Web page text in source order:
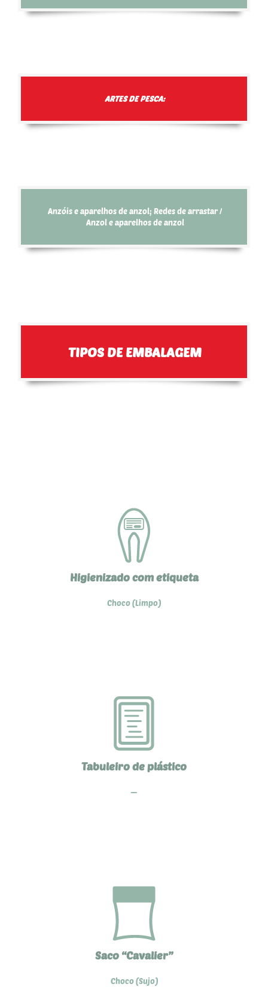
ARTES DE PESCA:
Anzóis e aparelhos de anzol; Redes de arrastar /
Anzol e aparelhos de anzol
TIPOS DE EMBALAGEM
Higienizado com etiqueta
Choco (Limpo)
Tabuleiro de plástico
—
Saco “Cavalier”
Choco (Sujo)